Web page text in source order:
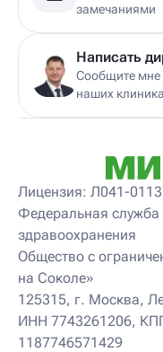
Детский диетолог
Детский инструктор ЛФК
Детский кинезиолог
Детский
Детский мануальный
Детский массажист
Детский невропатолог
Детский нейропсихолог
Детский нутрициолог
Детский ортопед
Детский остеопат
Детский отоневролог
Детский подиатр
Детский психолог
Детский психотерапевт
Детский реабилитолог
замечаниями
Написать
Сообщите мне
наших
Лицензия: Л041-
Федеральная служба
здравоохранения
Общество с
на Соколе»
125315, г. Москва,
ИНН 7743261206,
1187746571429